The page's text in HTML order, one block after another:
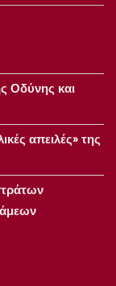
Οδύνης και
απειλές» της